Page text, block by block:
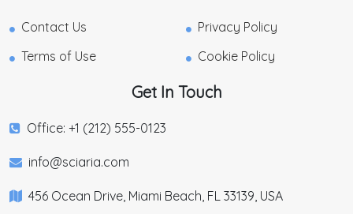
Contact Us
Privacy Policy
Terms of Use
Cookie Policy
Get In Touch
Office: +1 (212) 555-0123
info@sciaria.com
456 Ocean Drive, Miami Beach, FL 33139, USA